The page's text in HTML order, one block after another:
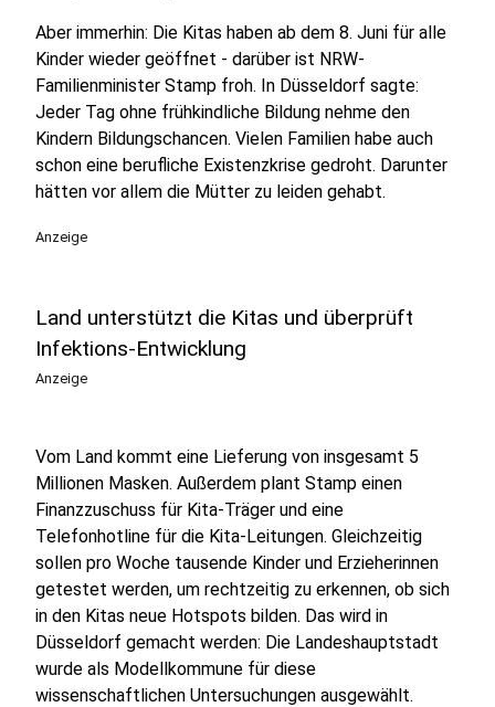
Aber immerhin: Die Kitas haben ab dem 8. Juni für alle
Kinder wieder geöffnet - darüber ist NRW-
Familienminister Stamp froh. In Düsseldorf sagte:
Jeder Tag ohne frühkindliche Bildung nehme den
Kindern Bildungschancen. Vielen Familien habe auch
schon eine berufliche Existenzkrise gedroht. Darunter
hätten vor allem die Mütter zu leiden gehabt.
Anzeige
Land unterstützt die Kitas und überprüft
Infektions-Entwicklung
Anzeige
Vom Land kommt eine Lieferung von insgesamt 5
Millionen Masken. Außerdem plant Stamp einen
Finanzzuschuss für Kita-Träger und eine
Telefonhotline für die Kita-Leitungen. Gleichzeitig
sollen pro Woche tausende Kinder und Erzieherinnen
getestet werden, um rechtzeitig zu erkennen, ob sich
in den Kitas neue Hotspots bilden. Das wird in
Düsseldorf gemacht werden: Die Landeshauptstadt
wurde als Modellkommune für diese
wissenschaftlichen Untersuchungen ausgewählt.